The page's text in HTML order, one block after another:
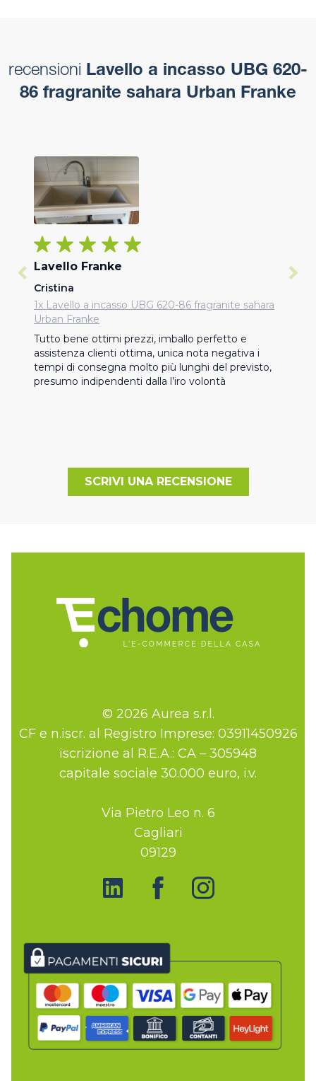
recensioni Lavello a incasso UBG 620-
86 fragranite sahara Urban Franke
Lavello Franke
Cristina
1x Lavello a incasso UBG 620-86 fragranite sahara
Urban Franke
Tutto bene ottimi prezzi, imballo perfetto e
assistenza clienti ottima, unica nota negativa i
tempi di consegna molto più lunghi del previsto,
presumo indipendenti dalla l’iro volontà
SCRIVI UNA RECENSIONE
© 2026 Aurea s.r.l.
CF e n.iscr. al Registro Imprese: 03911450926
iscrizione al R.E.A.: CA – 305948
capitale sociale 30.000 euro, i.v.
Via Pietro Leo n. 6
Cagliari
09129